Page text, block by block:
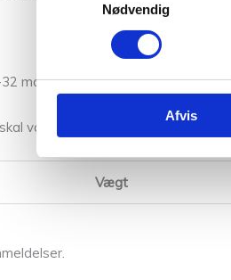
Nødvendig
Afvis
masker per 10 cm
vaskes hånden.
Vægt